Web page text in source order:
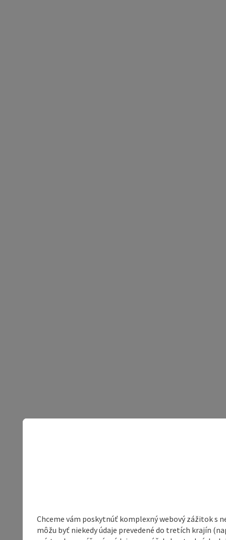
Chceme vám poskytnúť komplexný webový zážitok s
môžu byť niekedy údaje prevedené do tretích krajín